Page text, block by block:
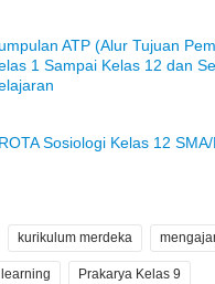
ATP (Alur Tujuan
1 Sampai Kelas 12 dan
Sosiologi Kelas 12
kurikulum merdeka
Prakarya Kelas 9